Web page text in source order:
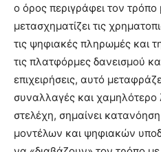
ο όρος περιγράφει τον τρόπο
μετασχηματίζει τις
τις ψηφιακές πληρωμές και
τις πλατφόρμες δανεισμού
επιχειρήσεις, αυτό
συναλλαγές και χαμηλότερο
στελέχη, σημαίνει
μοντέλων και ψηφιακών